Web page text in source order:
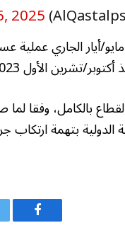
2025
وأطلق الجيش الإسرائيلي في 18
تشرين الأول 2023.
بالكامل، وفقا لما
الدولية بتهمة ارتكاب